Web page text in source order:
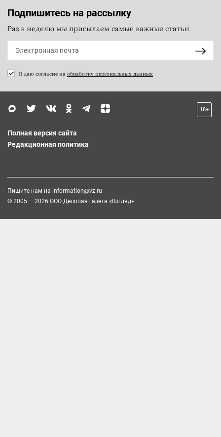
Подпишитесь на рассылку
Раз в неделю мы присылаем самые важные статьи
Я даю согласие на обработку персональных данных
18+
Полная версия сайта
Редакционная политика
Пишите нам на information@vz.ru
© 2005 — 2026 ООО Деловая газета «Взгляд»